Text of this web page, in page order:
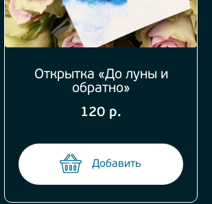
Открытка «До луны и
обратно»
120 р.
Добавить